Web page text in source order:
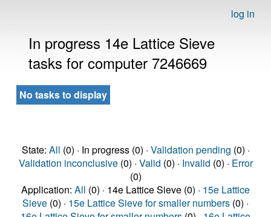
log in
In progress 14e Lattice Sieve
tasks for computer 7246669
No tasks to display
State: All (0) · In progress (0) · Validation pending (0) ·
Validation inconclusive(0) · Valid (0) · Invalid (0) · Error
(0)
Application: All (0) · 14e Lattice Sieve (0) · 15e Lattice
Sieve (0) · 15e Lattice Sieve for smaller numbers (0) ·